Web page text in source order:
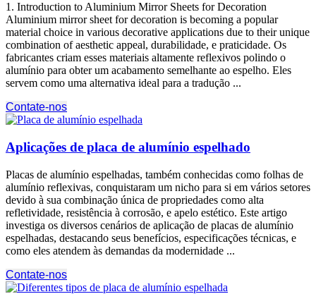
1. Introduction to Aluminium Mirror Sheets for Decoration
Aluminium mirror sheet for decoration is becoming a popular
material choice in various decorative applications due to their unique
combination of aesthetic appeal, durabilidade, e praticidade. Os
fabricantes criam esses materiais altamente reflexivos polindo o
alumínio para obter um acabamento semelhante ao espelho. Eles
servem como uma alternativa ideal para a tradução ...
Contate-nos
Aplicações de placa de alumínio espelhado
Placas de alumínio espelhadas, também conhecidas como folhas de
alumínio reflexivas, conquistaram um nicho para si em vários setores
devido à sua combinação única de propriedades como alta
refletividade, resistência à corrosão, e apelo estético. Este artigo
investiga os diversos cenários de aplicação de placas de alumínio
espelhadas, destacando seus benefícios, especificações técnicas, e
como eles atendem às demandas da modernidade ...
Contate-nos